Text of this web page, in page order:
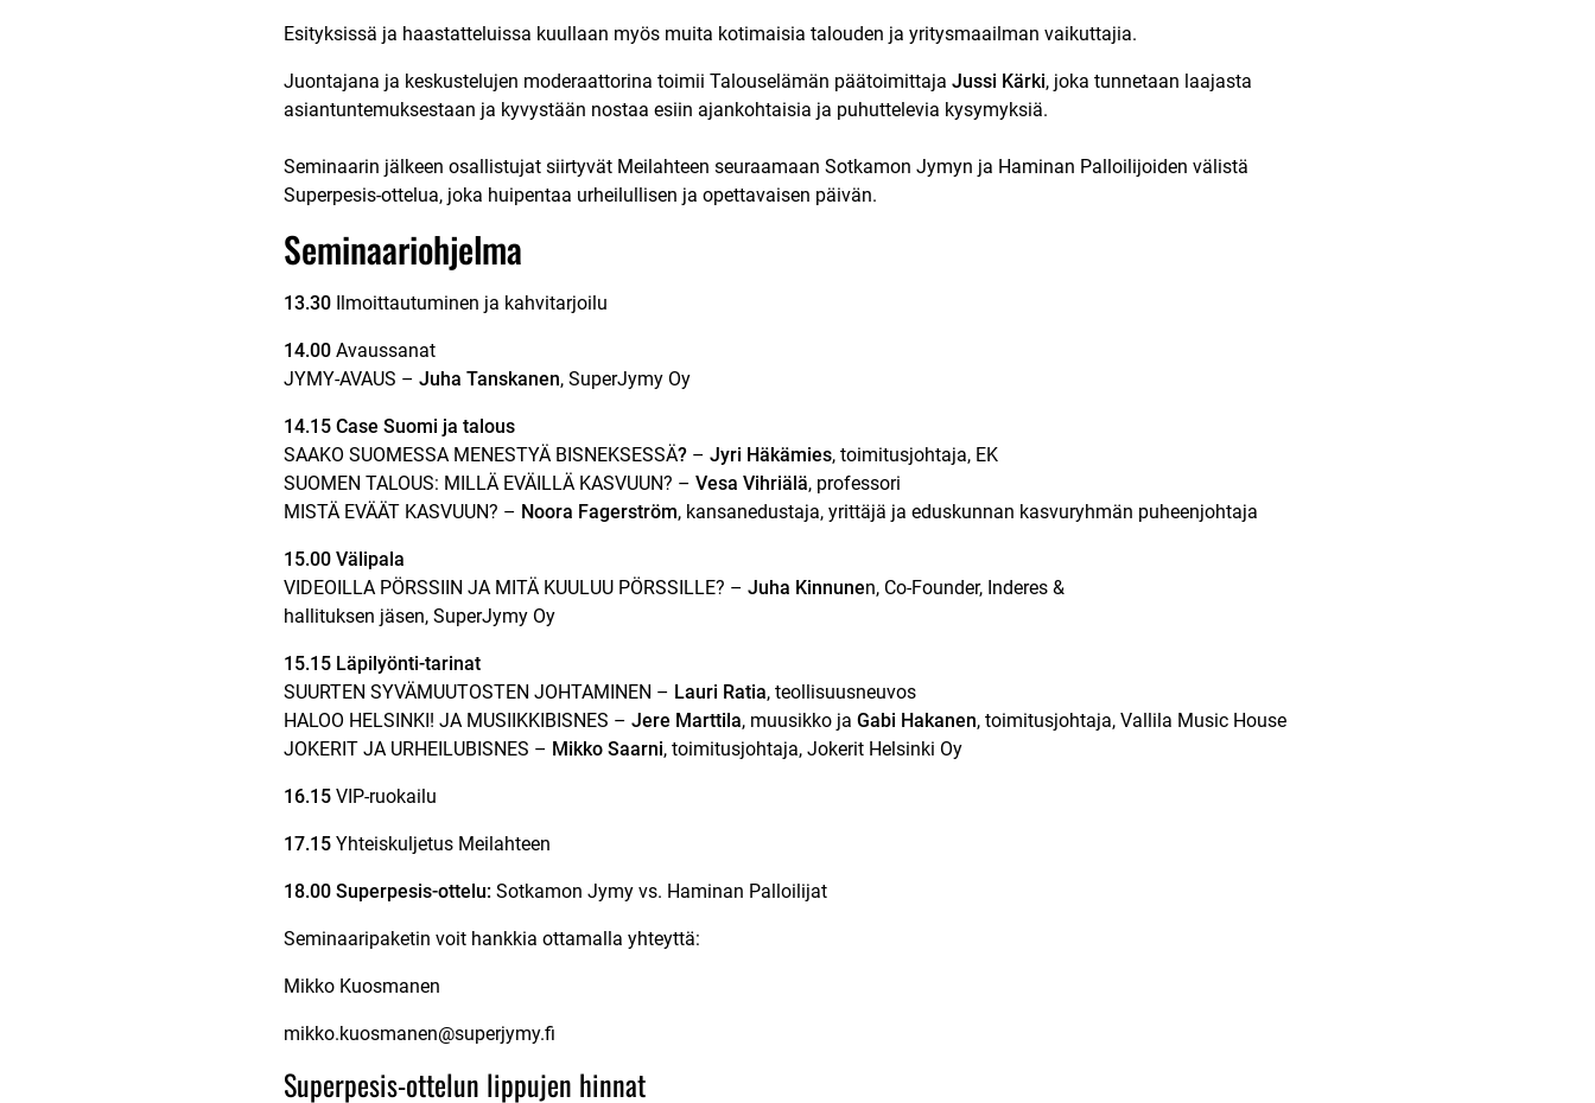
Esityksissä ja haastatteluissa kuullaan myös muita kotimaisia talouden ja yritysmaailman vaikuttajia.
Juontajana ja keskustelujen moderaattorina toimii Talouselämän päätoimittaja Jussi Kärki, joka tunnetaan laajasta
asiantuntemuksestaan ja kyvystään nostaa esiin ajankohtaisia ja puhuttelevia kysymyksiä.
Seminaarin jälkeen osallistujat siirtyvät Meilahteen seuraamaan Sotkamon Jymyn ja Haminan Palloilijoiden välistä
Superpesis-ottelua, joka huipentaa urheilullisen ja opettavaisen päivän.
Seminaariohjelma
13.30Ilmoittautuminen ja kahvitarjoilu
14.00Avaussanat
JYMY-AVAUS – Juha Tanskanen, SuperJymy Oy
14.15 Case Suomi ja talous
SAAKO SUOMESSA MENESTYÄ BISNEKSESSÄ?– Jyri Häkämies, toimitusjohtaja, EK
SUOMEN TALOUS: MILLÄ EVÄILLÄ KASVUUN? – Vesa Vihriälä, professori
MISTÄ EVÄÄT KASVUUN? – Noora Fagerström, kansanedustaja, yrittäjä ja eduskunnan kasvuryhmän puheenjohtaja
15.00 Välipala
VIDEOILLA PÖRSSIIN JA MITÄ KUULUU PÖRSSILLE? – Juha Kinnunen, Co-Founder, Inderes &
hallituksen jäsen, SuperJymy Oy
15.15 Läpilyönti-tarinat
SUURTEN SYVÄMUUTOSTEN JOHTAMINEN – Lauri Ratia, teollisuusneuvos
HALOO HELSINKI! JA MUSIIKKIBISNES – Jere Marttila, muusikko ja Gabi Hakanen, toimitusjohtaja, Vallila Music House
JOKERIT JA URHEILUBISNES – Mikko Saarni, toimitusjohtaja, Jokerit Helsinki Oy
16.15VIP-ruokailu
17.15Yhteiskuljetus Meilahteen
18.00 Superpesis-ottelu: Sotkamon Jymy vs. Haminan Palloilijat
Seminaaripaketin voit hankkia ottamalla yhteyttä:
Mikko Kuosmanen
mikko.kuosmanen@superjymy.fi
Superpesis-ottelun lippujen hinnat